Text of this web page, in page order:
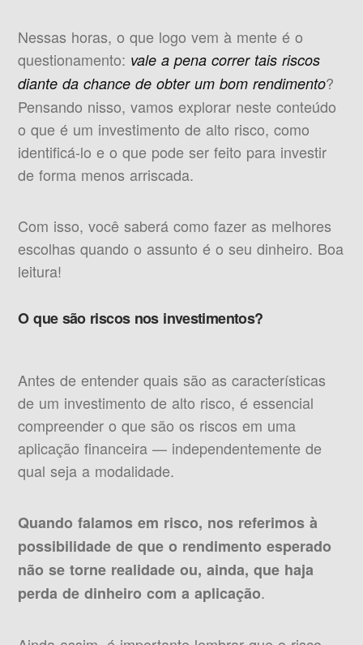
Nessas horas, o que logo vem à mente é o
questionamento: vale a pena correr tais riscos
diante da chance de obter um bom rendimento?
Pensando nisso, vamos explorar neste conteúdo
o que é um investimento de alto risco, como
identificá-lo e o que pode ser feito para investir
de forma menos arriscada.
Com isso, você saberá como fazer as melhores
escolhas quando o assunto é o seu dinheiro. Boa
leitura!
O que são riscos nos investimentos?
Antes de entender quais são as características
de um investimento de alto risco, é essencial
compreender o que são os riscos em uma
aplicação financeira — independentemente de
qual seja a modalidade.
Quando falamos em risco, nos referimos à
possibilidade de que o rendimento esperado
não se torne realidade ou, ainda, que haja
perda de dinheiro com a aplicação.